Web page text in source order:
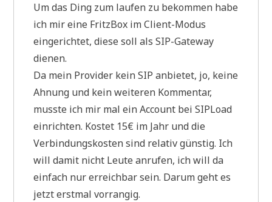
Um das Ding zum laufen zu bekommen habe
ich mir eine FritzBox im Client-Modus
eingerichtet, diese soll als SIP-Gateway
dienen.
Da mein Provider kein SIP anbietet, jo, keine
Ahnung und kein weiteren Kommentar,
musste ich mir mal ein Account bei SIPLoad
einrichten. Kostet 15€ im Jahr und die
Verbindungskosten sind relativ günstig. Ich
will damit nicht Leute anrufen, ich will da
einfach nur erreichbar sein. Darum geht es
jetzt erstmal vorrangig.